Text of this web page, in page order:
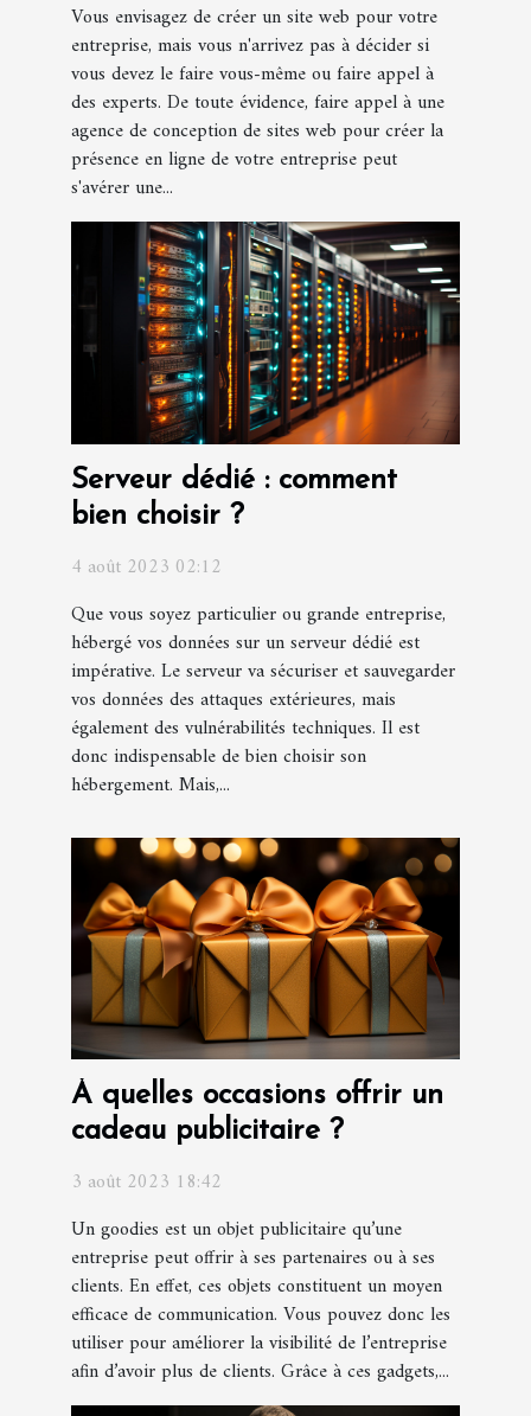
Vous envisagez de créer un site web pour votre
entreprise, mais vous n'arrivez pas à décider si
vous devez le faire vous-même ou faire appel à
des experts. De toute évidence, faire appel à une
agence de conception de sites web pour créer la
présence en ligne de votre entreprise peut
s'avérer une...
Serveur dédié : comment
bien choisir ?
4 août 2023 02:12
Que vous soyez particulier ou grande entreprise,
hébergé vos données sur un serveur dédié est
impérative. Le serveur va sécuriser et sauvegarder
vos données des attaques extérieures, mais
également des vulnérabilités techniques. Il est
donc indispensable de bien choisir son
hébergement. Mais,...
À quelles occasions offrir un
cadeau publicitaire ?
3 août 2023 18:42
Un goodies est un objet publicitaire qu’une
entreprise peut offrir à ses partenaires ou à ses
clients. En effet, ces objets constituent un moyen
efficace de communication. Vous pouvez donc les
utiliser pour améliorer la visibilité de l’entreprise
afin d’avoir plus de clients. Grâce à ces gadgets,...